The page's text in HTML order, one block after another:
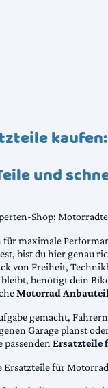
und
Shop:
maximale
bist du hier genau
von Freiheit,
benötigt dein
Motorrad
gemacht,
Garage planst
passendenErsatzteile
Ersatzteile für